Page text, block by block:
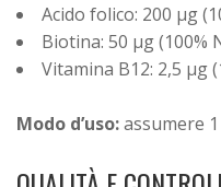
Acido folico: 200 μg
Biotina: 50 μg (100%
Vitamina B12: 2,5 μg
Modo d’uso:assumere